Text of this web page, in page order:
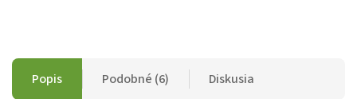
Popis Podobné (6) Diskusia